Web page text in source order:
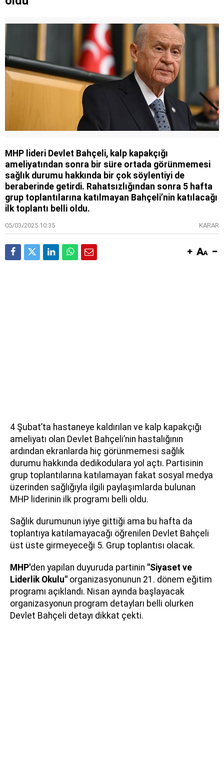
MHP lideri Devlet Bahçeli, kalp kapakçığı
ameliyatından sonra bir süre ortada görünmemesi
sağlık durumu hakkında bir çok söylentiyi de
beraberinde getirdi. Rahatsızlığından sonra 5 hafta
grup toplantılarına katılmayan Bahçeli’nin katılacağı
ilk toplantı belli oldu.
05/03/2025 10:35 KARAR
4 Şubat’ta hastaneye kaldırılan ve kalp kapakçığı
ameliyatı olan Devlet Bahçeli’nin hastalığının
ardından ekranlarda hiç görünmemesi sağlık
durumu hakkında dedikodulara yol açtı. Partisinin
grup toplantılarına katılamayan fakat sosyal medya
üzerinden sağlığıyla ilgili paylaşımlarda bulunan
MHP liderinin ilk programı belli oldu.
Sağlık durumunun iyiye gittiği ama bu hafta da
toplantıya katılamayacağı öğrenilen Devlet Bahçeli
üst üste girmeyeceği 5. Grup toplantısı olacak.
MHP'den yapılan duyuruda partinin "Siyaset ve
Liderlik Okulu" organizasyonunun 21. dönem eğitim
programı açıklandı. Nisan ayında başlayacak
organizasyonun program detayları belli olurken
Devlet Bahçeli detayı dikkat çekti.